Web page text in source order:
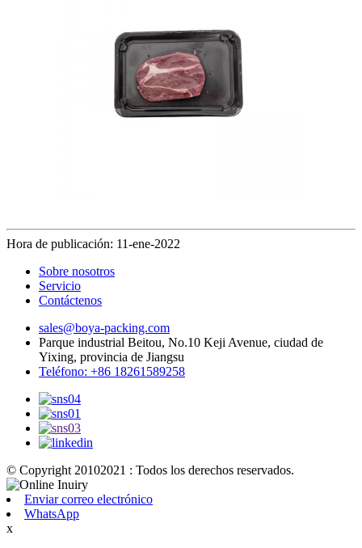
Hora de publicación: 11-ene-2022
Sobre nosotros
Servicio
Contáctenos
sales@boya-packing.com
Parque industrial Beitou, No.10 Keji Avenue, ciudad de
Yixing, provincia de Jiangsu
Teléfono: +86 18261589258
© Copyright 20102021 : Todos los derechos reservados.
Enviar correo electrónico
WhatsApp
x